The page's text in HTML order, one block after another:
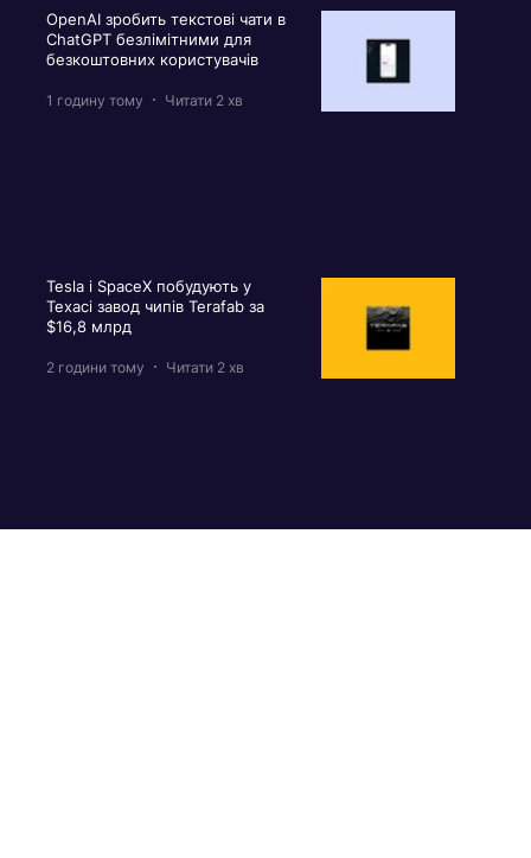
OpenAI зробить текстові чати в
ChatGPT безлімітними для
безкоштовних користувачів
1 годину тому Читати 2 хв
Tesla і SpaceX побудують у
Техасі завод чипів Terafab за
$16,8 млрд
2 години тому Читати 2 хв